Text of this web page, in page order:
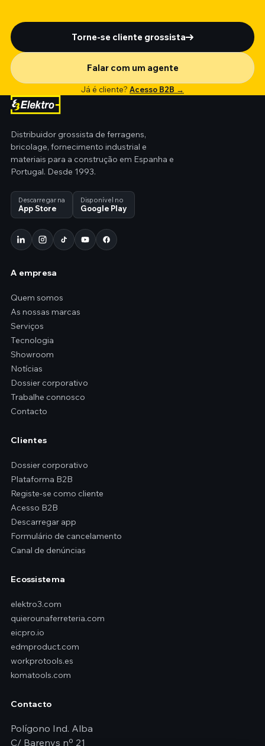
Torne-se cliente grossista
Falar com um agente
Já é cliente? Acesso B2B →
Distribuidor grossista de ferragens,
bricolage, fornecimento industrial e
materiais para a construção em Espanha e
Portugal. Desde 1993.
Descarregar na
App Store
Disponível no
Google Play
A empresa
Quem somos
As nossas marcas
Serviços
Tecnologia
Showroom
Notícias
Dossier corporativo
Trabalhe connosco
Contacto
Clientes
Dossier corporativo
Plataforma B2B
Registe-se como cliente
Acesso B2B
Descarregar app
Formulário de cancelamento
Canal de denúncias
Ecossistema
elektro3.com
quierounaferreteria.com
eicpro.io
edmproduct.com
workprotools.es
komatools.com
Contacto
Polígono Ind. Alba
C/ Barenys nº 21